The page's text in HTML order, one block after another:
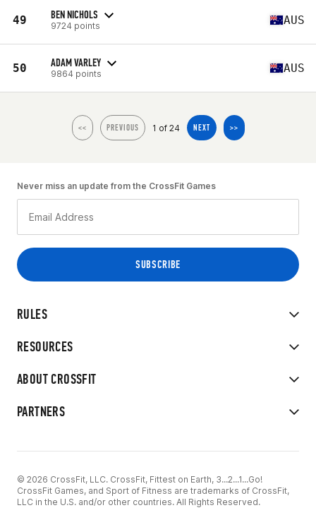
49 BEN NICHOLS
9724 points AUS
50 ADAM VARLEY
9864 points AUS
<< PREVIOUS 1 of 24 NEXT >>
RULES
RESOURCES
ABOUT CROSSFIT
PARTNERS
Never miss an update from the CrossFit Games
© 2026 CrossFit, LLC. CrossFit, Fittest on Earth, 3...2...1...Go!
CrossFit Games, and Sport of Fitness are trademarks of CrossFit,
LLC in the U.S. and/or other countries. All Rights Reserved.